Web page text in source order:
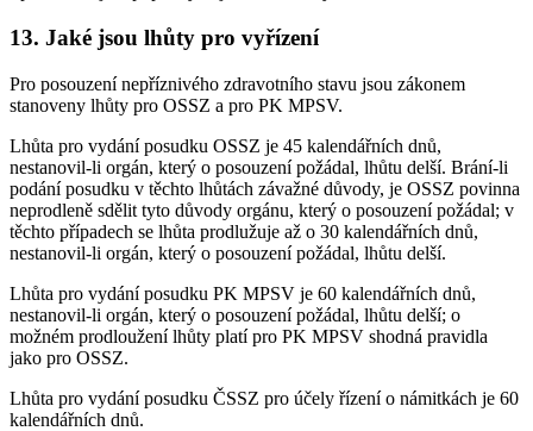
13. Jaké jsou lhůty pro vyřízení
Pro posouzení nepříznivého zdravotního stavu jsou zákonem
stanoveny lhůty pro OSSZ a pro PK MPSV.
Lhůta pro vydání posudku OSSZ je 45 kalendářních dnů,
nestanovil-li orgán, který o posouzení požádal, lhůtu delší. Brání-li
podání posudku v těchto lhůtách závažné důvody, je OSSZ povinna
neprodleně sdělit tyto důvody orgánu, který o posouzení požádal; v
těchto případech se lhůta prodlužuje až o 30 kalendářních dnů,
nestanovil-li orgán, který o posouzení požádal, lhůtu delší.
Lhůta pro vydání posudku PK MPSV je 60 kalendářních dnů,
nestanovil-li orgán, který o posouzení požádal, lhůtu delší; o
možném prodloužení lhůty platí pro PK MPSV shodná pravidla
jako pro OSSZ.
Lhůta pro vydání posudku ČSSZ pro účely řízení o námitkách je 60
kalendářních dnů.